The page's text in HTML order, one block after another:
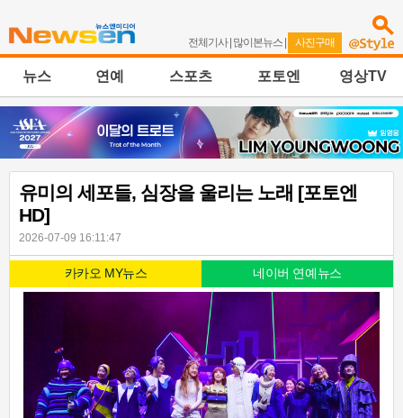
전체기사| 많이본뉴스 | 사진구매
뉴스 연예 스포츠 포토엔 영상TV
유미의 세포들, 심장을 울리는 노래 [포토엔
HD]
2026-07-09 16:11:47
카카오 MY뉴스 네이버 연예뉴스